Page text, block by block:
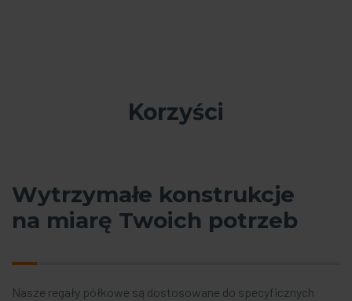
Korzyści
Wytrzymałe konstrukcje
na miarę Twoich potrzeb
Nasze regały półkowe są dostosowane do specyficznych